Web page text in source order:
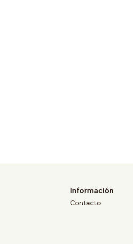
Información
Contacto